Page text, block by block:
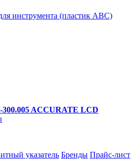
инструмента (пластик АВС)
ACCURATE LСD
указатель Бренды Прайс-лист